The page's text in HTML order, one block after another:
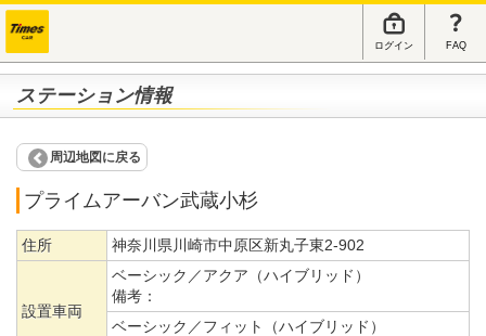
ログイン FAQ
ステーション情報
周辺地図に戻る
プライムアーバン武蔵小杉
住所 神奈川県川崎市中原区新丸子東2-902
設置車両
ベーシック／アクア（ハイブリッド）
備考：
ベーシック／フィット（ハイブリッド）